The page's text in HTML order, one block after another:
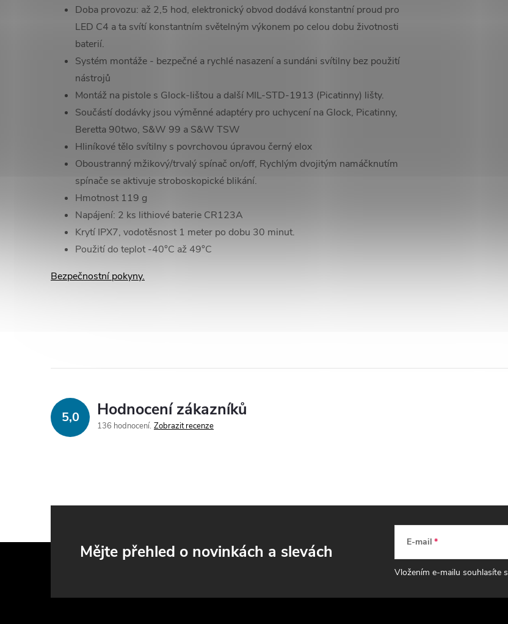
Doba provozu: až 2,5 hod, elektronický obvod dodává konstantní proud pro
LED C4 a ta svítí konstantním světelným výkonem po celou dobu životnosti
baterií.
Systém montáže - bezpečné a rychlé nasazení a sundáni svítilny bez použití
nástrojů
Montáž na pistole s Glock-lištou a další MIL-STD-1913 (Picatinny) lišty.
Součástí dodávky jsou výměnné adaptéry pro uchycení na Glock, Picatinny,
Beretta 90two, S&W 99 a S&W TSW
Hliníkové tělo svítilny s povrchovou úpravou černý elox
Oboustranný mžikový/trvalý spínač on/off, Rychlým dvojitým namáčknutím
spínače se aktivuje stroboskopické blikání.
Hmotnost 119 g
Napájení: 2 ks lithiové baterie CR123A
Krytí IPX7, vodotěsnost 1 meter po dobu 30 minut.
Použití do teplot -40°C až 49°C
Bezpečnostní pokyny.
5,0 Hodnocení zákazníků
136 hodnocení Zobrazit recenze
Mějte přehled o novinkách a slevách E-mail
Vložením e-mailu souhlasíte s